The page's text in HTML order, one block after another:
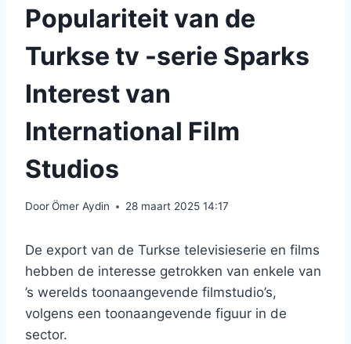
Populariteit van de
Turkse tv -serie Sparks
Interest van
International Film
Studios
DoorÖmer Aydin 28 maart 2025 14:17
De export van de Turkse televisieserie en films
hebben de interesse getrokken van enkele van
’s werelds toonaangevende filmstudio’s,
volgens een toonaangevende figuur in de
sector.